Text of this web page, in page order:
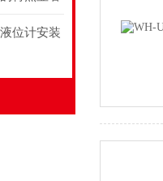
位计安装